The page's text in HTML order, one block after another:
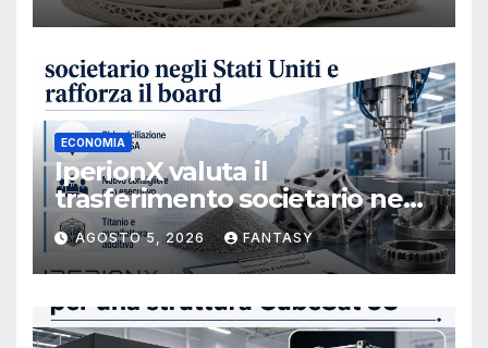
ECONOMIA
IperionX valuta il
trasferimento societario negli
Stati Uniti e rafforza il board,
ha nominato Michael J.
Loparco amministratore
indipendente non esecutivo
AGOSTO 5, 2026 FANTASY